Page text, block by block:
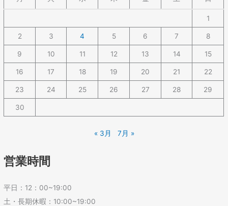
1
2 3 4 5 6 7 8
9 10 11 12 13 14 15
16 17 18 19 20 21 22
23 24 25 26 27 28 29
30
« 3月 7月 »
営業時間
平日：12：00~19:00
土・長期休暇：10:00~19:00